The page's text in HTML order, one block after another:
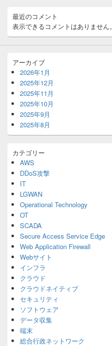
最近のコメント
表示できるコメントはありません。
アーカイブ
2026年1月
2025年12月
2025年11月
2025年10月
2025年9月
2025年8月
カテゴリー
AWS
DDoS攻撃
IT
LGWAN
Operational Technology
OT
SCADA
Secure Access Service Edge
Web Application Firewall
Webサイト
インフラ
クラウド
クラウドネイティブ
セキュリティ
ソフトウェア
データ収集
端末
総合行政ネットワーク